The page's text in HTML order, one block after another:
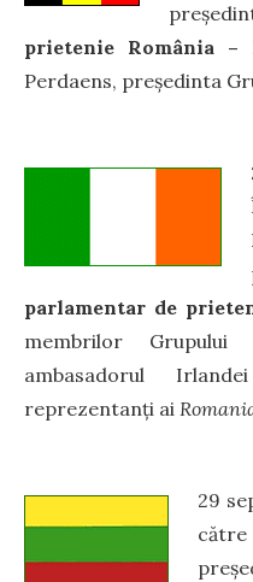
prietenie România –
Perdaens, președinta
parlamentar de
membrilor
ambasadorul
reprezentanți ai
29